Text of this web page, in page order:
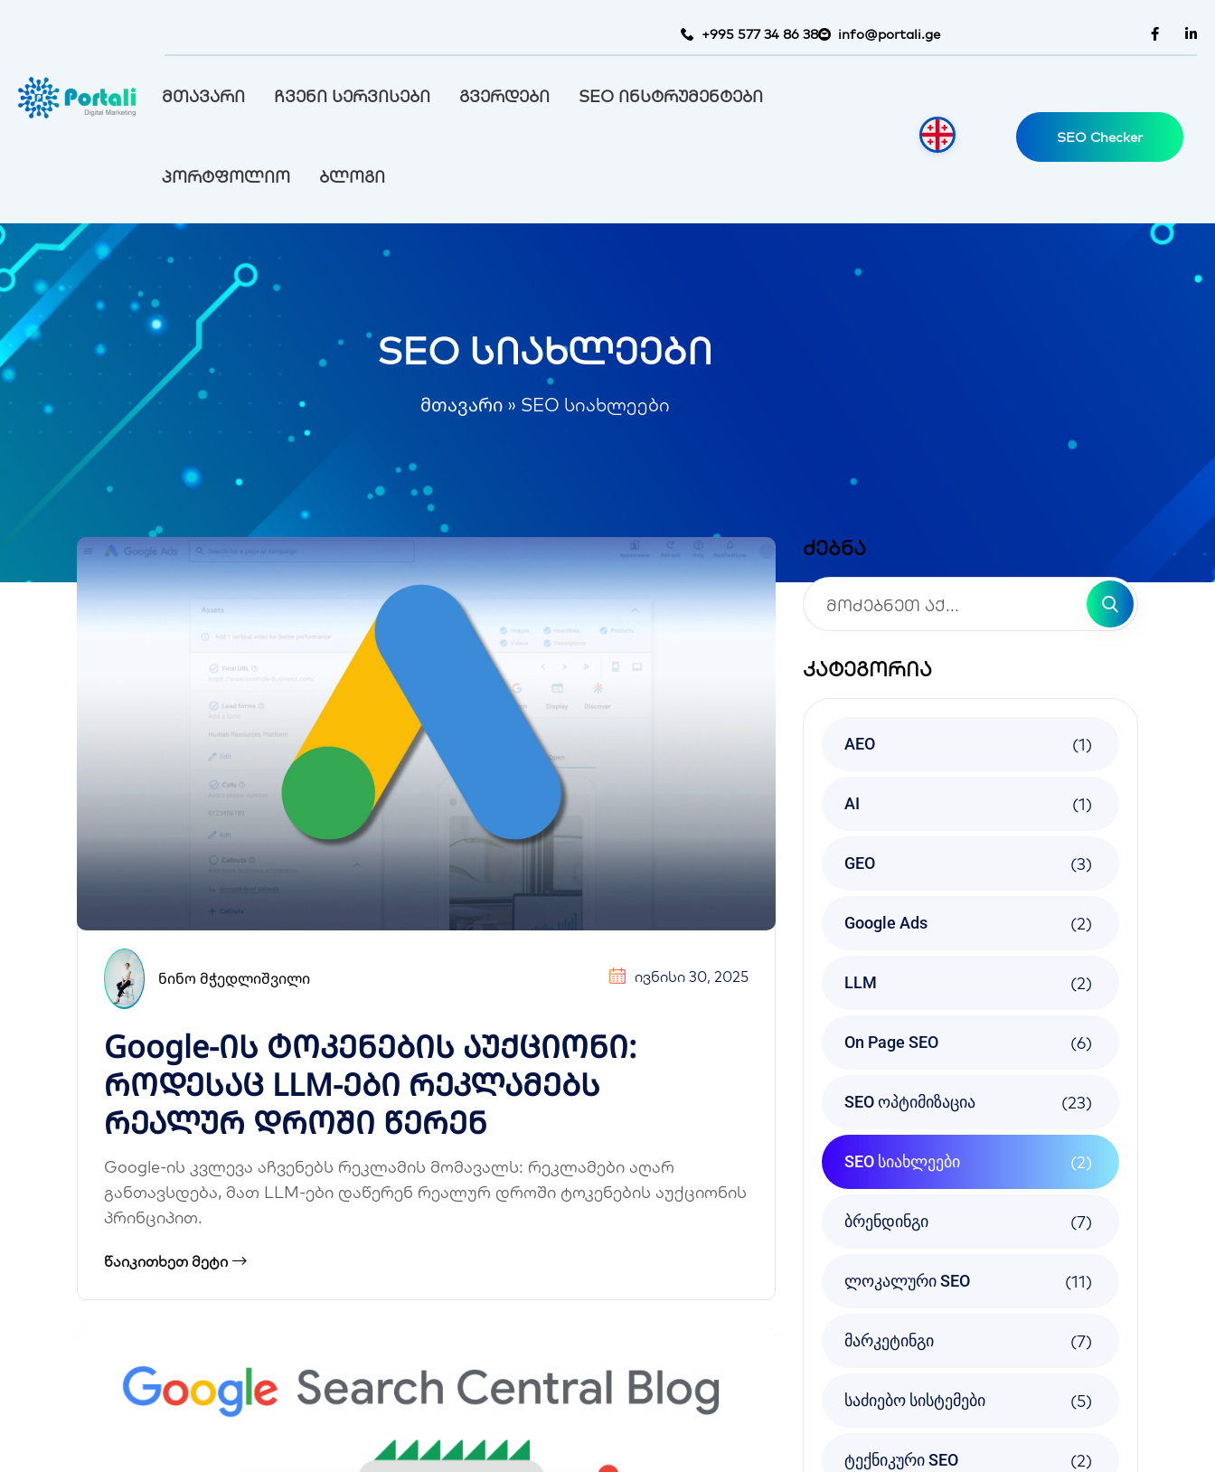
+995 577 34 86 38 info@portali.ge
მთავარი ჩვენი სერვისები გვერდები SEO ინსტრუმენტები
პორტფოლიო ბლოგი
SEO Checker
SEO სიახლეები
მთავარი» SEO სიახლეები
ᲜᲘᲜᲝ ᲛᲭᲔᲓᲚᲘᲨᲕᲘᲚᲘ ᲘᲕᲜᲘᲡᲘ 30, 2025
Google-ის ტოკენების აუქციონი:
როდესაც LLM-ები რეკლამებს
რეალურ დროში წერენ
Google-ის კვლევა აჩვენებს რეკლამის მომავალს: რეკლამები აღარ
განთავსდება, მათ LLM-ები დაწერენ რეალურ დროში ტოკენების აუქციონის
პრინციპით.
ᲬᲐᲘᲙᲘᲗᲮᲔᲗ ᲛᲔᲢᲘ
ძებნა
კატეგორია
AEO (1)
AI (1)
GEO (3)
Google Ads (2)
LLM (2)
On Page SEO (6)
SEO ოპტიმიზაცია (23)
SEO სიახლეები (2)
ბრენდინგი (7)
ლოკალური SEO (11)
მარკეტინგი (7)
საძიებო სისტემები (5)
ტექნიკური SEO (2)